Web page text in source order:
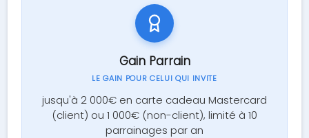
Gain Parrain
LE GAIN POUR CELUI QUI INVITE
jusqu'à 2 000€ en carte cadeau Mastercard
(client) ou 1 000€ (non-client), limité à 10
parrainages par an